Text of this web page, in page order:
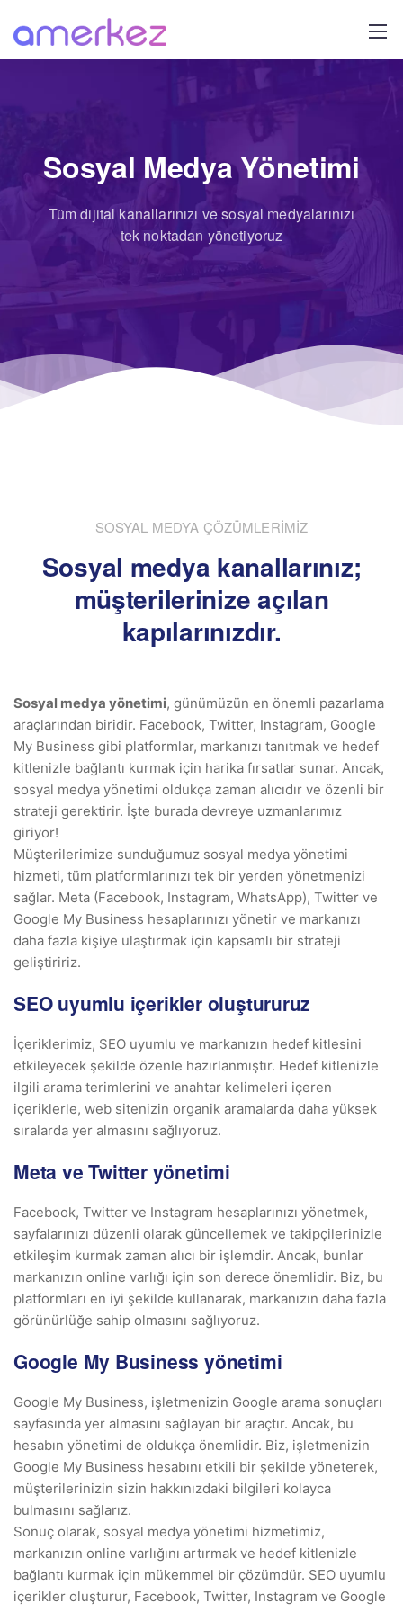
Sosyal Medya Yönetimi
Tüm dijital kanallarınızı ve sosyal medyalarınızı
tek noktadan yönetiyoruz
SOSYAL MEDYA ÇÖZÜMLERİMİZ
Sosyal medya kanallarınız;
müşterilerinize açılan
kapılarınızdır.
Sosyal medya yönetimi, günümüzün en önemli pazarlama
araçlarından biridir. Facebook, Twitter, Instagram, Google
My Business gibi platformlar, markanızı tanıtmak ve hedef
kitlenizle bağlantı kurmak için harika fırsatlar sunar. Ancak,
sosyal medya yönetimi oldukça zaman alıcıdır ve özenli bir
strateji gerektirir. İşte burada devreye uzmanlarımız
giriyor!
Müşterilerimize sunduğumuz sosyal medya yönetimi
hizmeti, tüm platformlarınızı tek bir yerden yönetmenizi
sağlar. Meta (Facebook, Instagram, WhatsApp), Twitter ve
Google My Business hesaplarınızı yönetir ve markanızı
daha fazla kişiye ulaştırmak için kapsamlı bir strateji
geliştiririz.
SEO uyumlu içerikler oluştururuz
İçeriklerimiz, SEO uyumlu ve markanızın hedef kitlesini
etkileyecek şekilde özenle hazırlanmıştır. Hedef kitlenizle
ilgili arama terimlerini ve anahtar kelimeleri içeren
içeriklerle, web sitenizin organik aramalarda daha yüksek
sıralarda yer almasını sağlıyoruz.
Meta ve Twitter yönetimi
Facebook, Twitter ve Instagram hesaplarınızı yönetmek,
sayfalarınızı düzenli olarak güncellemek ve takipçilerinizle
etkileşim kurmak zaman alıcı bir işlemdir. Ancak, bunlar
markanızın online varlığı için son derece önemlidir. Biz, bu
platformları en iyi şekilde kullanarak, markanızın daha fazla
görünürlüğe sahip olmasını sağlıyoruz.
Google My Business yönetimi
Google My Business, işletmenizin Google arama sonuçları
sayfasında yer almasını sağlayan bir araçtır. Ancak, bu
hesabın yönetimi de oldukça önemlidir. Biz, işletmenizin
Google My Business hesabını etkili bir şekilde yöneterek,
müşterilerinizin sizin hakkınızdaki bilgileri kolayca
bulmasını sağlarız.
Sonuç olarak, sosyal medya yönetimi hizmetimiz,
markanızın online varlığını artırmak ve hedef kitlenizle
bağlantı kurmak için mükemmel bir çözümdür. SEO uyumlu
içerikler oluşturur, Facebook, Twitter, Instagram ve Google